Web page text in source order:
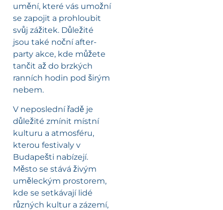
umění, které vás umožní
se zapojit a prohloubit
svůj zážitek. Důležité
jsou také noční after-
party akce, kde můžete
tančit až do brzkých
ranních hodin pod širým
nebem.
V neposlední řadě je
důležité zmínit místní
kulturu a atmosféru,
kterou festivaly v
Budapešti nabízejí.
Město se stává živým
uměleckým prostorem,
kde se setkávají lidé
různých kultur a zázemí,